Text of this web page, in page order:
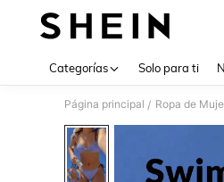
Categorías Solo para ti
Página principal / Ropa de